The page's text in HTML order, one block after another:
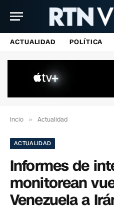
ACTUALIDAD POLÍTICA
Incio » Actualidad
ACTUALIDAD
Informes de
monitorean
Venezuela a